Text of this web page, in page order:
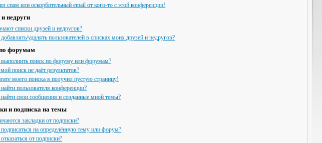
спам или оскорбительный email от кого-то с этой конференции!
недруги
списки друзей и недругов?
удалять пользователей в списках моих друзей и недругов?
форумам
поиск по форуму или форумам?
поиск не даёт результатов?
моего поиска я получил пустую страницу!
пользователя конференции?
свои сообщения и созданные мной темы?
и подписка на темы
закладки от подписки?
на определённую тему или форум?
от подписки?